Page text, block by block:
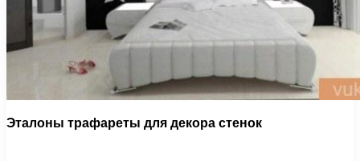
Эталоны трафареты для декора стенок